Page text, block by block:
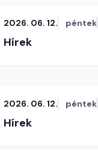
2026. 06. 12. péntek
Hírek
2026. 06. 12. péntek
Hírek